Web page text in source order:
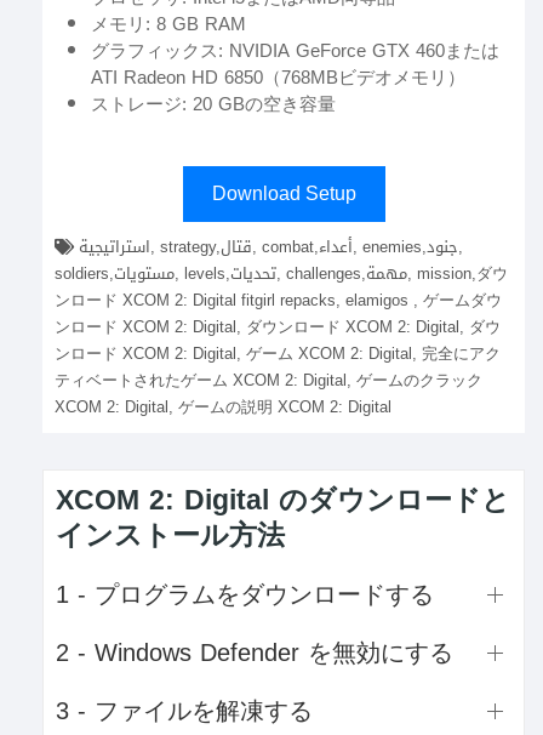
メモリ: 8 GB RAM
グラフィックス: NVIDIA GeForce GTX 460または
ATI Radeon HD 6850（768MBビデオメモリ）
ストレージ: 20 GBの空き容量
Download Setup
soldiers,مستويات, levels,تحديات, challenges,مهمة, mission,ダウ
ンロード XCOM 2: Digital fitgirl repacks, elamigos , ゲームダウ
ンロード XCOM 2: Digital, ダウンロード XCOM 2: Digital, ダウ
ンロード XCOM 2: Digital, ゲーム XCOM 2: Digital, 完全にアク
ティベートされたゲーム XCOM 2: Digital, ゲームのクラック
XCOM 2: Digital, ゲームの説明 XCOM 2: Digital
XCOM 2: Digital のダウンロードと
インストール方法
1 - プログラムをダウンロードする
2 - Windows Defender を無効にする
3 - ファイルを解凍する